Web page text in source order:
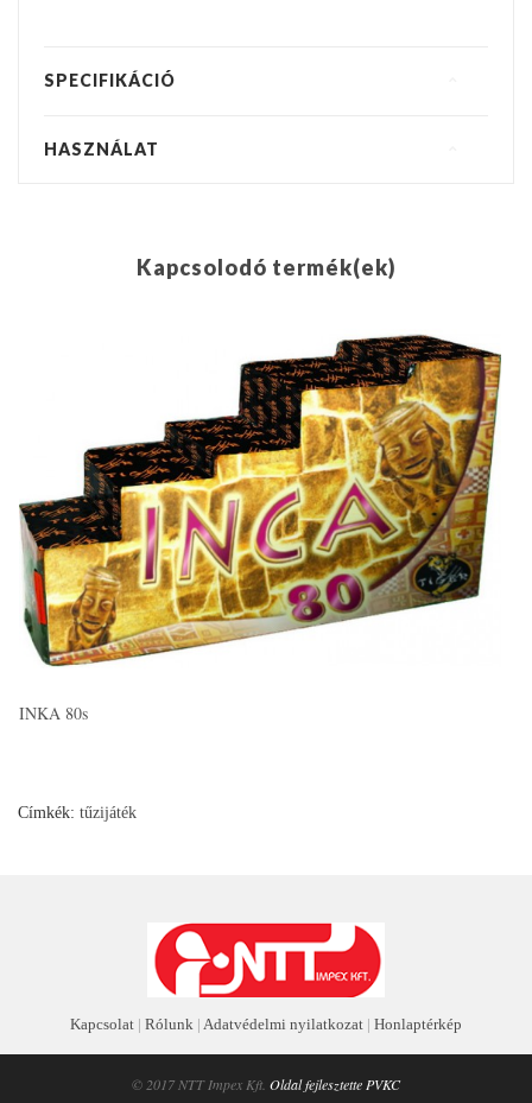
SPECIFIKÁCIÓ
HASZNÁLAT
Kapcsolodó termék(ek)
INKA 80s
Címkék: tűzijáték
Kapcsolat | Rólunk | Adatvédelmi nyilatkozat | Honlaptérkép
© 2017 NTT Impex Kft. Oldal fejlesztette PVKC